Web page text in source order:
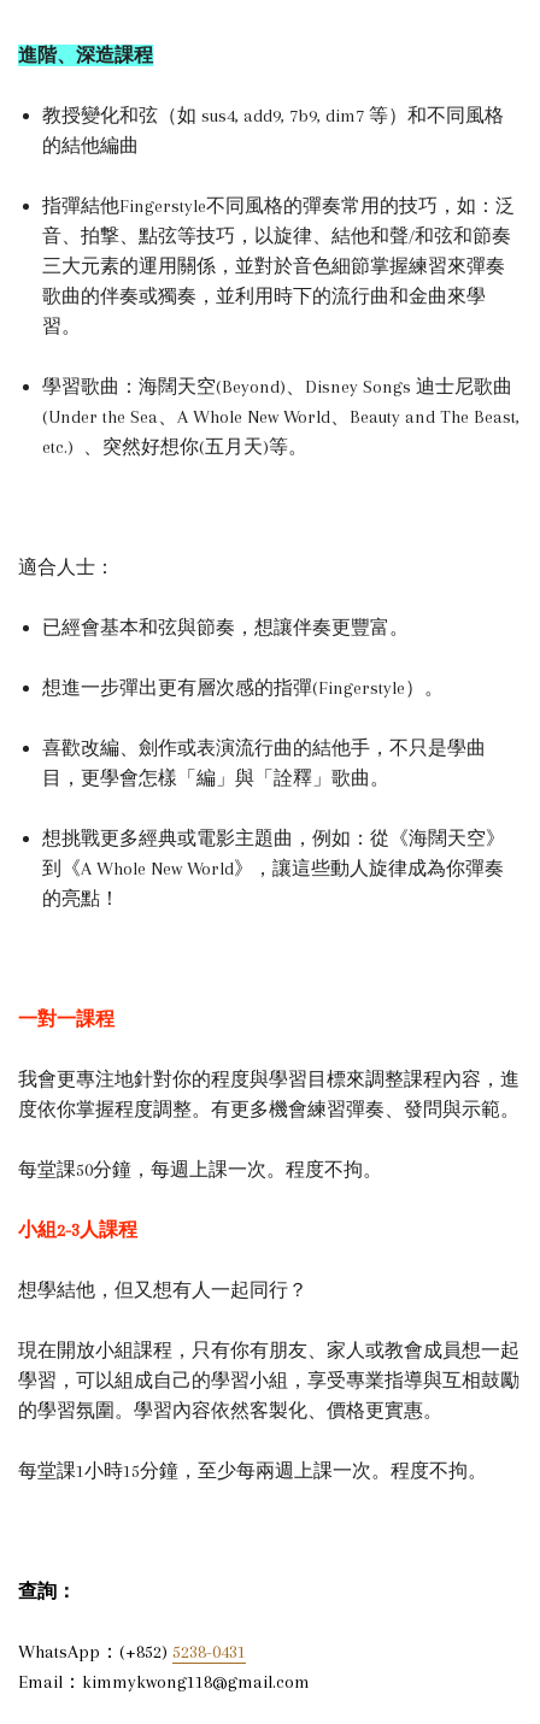
進階、深造課程
教授變化和弦（如 sus4, add9, 7b9, dim7 等）和不同風格
的結他編曲
指彈結他Fingerstyle不同風格的彈奏常用的技巧，如：泛
音、拍撃、點弦等技巧，以旋律、結他和聲/和弦和節奏
三大元素的運用關係，並對於音色細節掌握練習來彈奏
歌曲的伴奏或獨奏，並利用時下的流行曲和金曲來學
習。
學習歌曲：海闊天空(Beyond)、 Disney Songs 迪士尼歌曲
(Under the Sea、A Whole New World、Beauty and The Beast,
etc.)
、突然好想你(五月天)等。
適合人士：
已經會基本和弦與節奏，想讓伴奏更豐富。
想進一步彈出更有層次感的指彈(Fingerstyle）。
喜歡改編、劍作或表演流行曲的結他手，不只是學曲
目，更學會怎樣「編」與「詮釋」歌曲。
想挑戰更多經典或電影主題曲，例如：從《海闊天空》
到《A Whole New World》，讓這些動人旋律成為你彈奏
的亮點！
一對一課程
我會更專注地針對你的程度與學習目標來調整課程內容，進
度依你掌握程度調整。有更多機會練習彈奏、發問與示範。
每堂課50分鐘，每週上課一次。程度不拘。
小組2-3人課程
想學結他，但又想有人一起同行？
現在開放小組課程，只有你有朋友、家人或教會成員想一起
學習，可以組成自己的學習小組，享受專業指導與互相鼓勵
的學習氛圍。學習內容依然客製化、價格更實惠。
每堂課1小時15分鐘，至少每兩週上課一次。程度不拘。
查詢：
WhatsApp：(+852) 5238-0431
Email：kimmykwong118@gmail.com